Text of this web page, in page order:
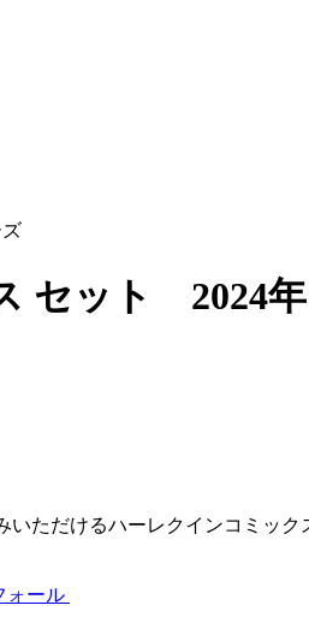
セット 2024年
ただけるハーレクインコミッ
ォール